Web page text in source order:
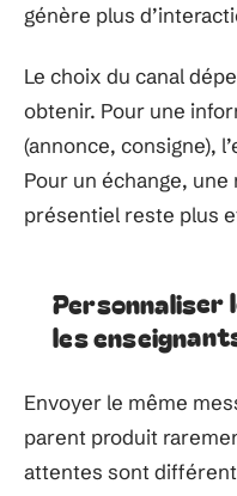
génère plus
Le choix du canal
obtenir. Pour une
(annonce, consigne),
Pour un échange,
présentiel reste plus
Personnaliser
les
Envoyer le même
parent produit
attentes sont